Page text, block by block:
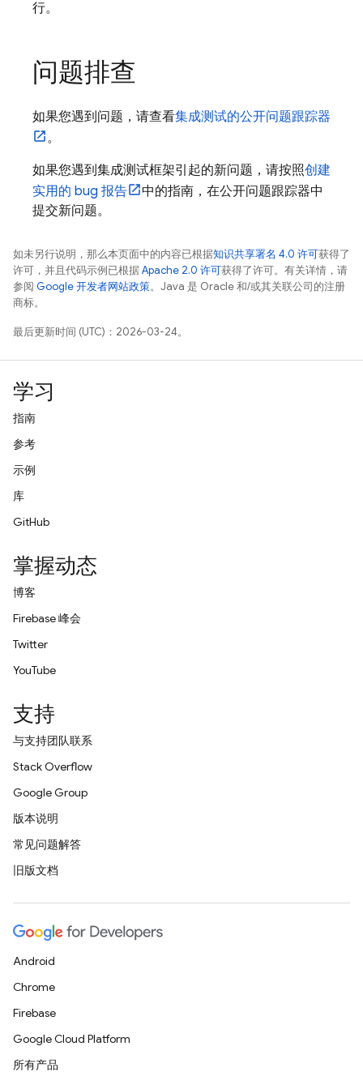
行。
问题排查
如果您遇到问题，请查看集成测试的公开问题跟踪器
。
如果您遇到集成测试框架引起的新问题，请按照创建
实用的 bug 报告
中的指南，在公开问题跟踪器中
提交新问题。
如未另行说明，那么本页面中的内容已根据知识共享署名 4.0 许可获得了
许可，并且代码示例已根据Apache 2.0 许可获得了许可。有关详情，请
参阅 Google 开发者网站政策。Java 是 Oracle 和/或其关联公司的注册
商标。
最后更新时间 (UTC)：2026-03-24。
学习
指南
参考
示例
库
GitHub
掌握动态
博客
Firebase 峰会
Twitter
YouTube
支持
与支持团队联系
Stack Overflow
Google Group
版本说明
常见问题解答
旧版文档
Android
Chrome
Firebase
Google Cloud Platform
所有产品